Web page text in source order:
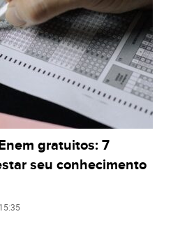
gratuitos: 7
seu conhecimento
15:35